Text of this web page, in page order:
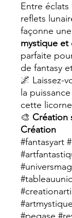
Entre éclats
reflets
façonne
mystique et
parfaite
de fantasy
🌌 Laissez-
la
cette
🎨 Création
Création
#fantasyart